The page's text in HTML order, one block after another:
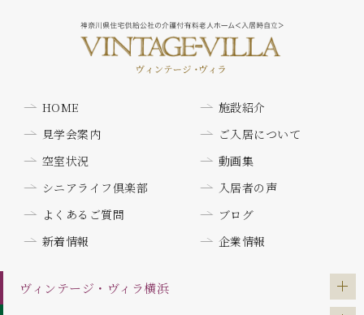
HOME
施設紹介
見学会案内
ご入居について
空室状況
動画集
シニアライフ倶楽部
入居者の声
よくあるご質問
ブログ
新着情報
企業情報
ヴィンテージ・ヴィラ横浜